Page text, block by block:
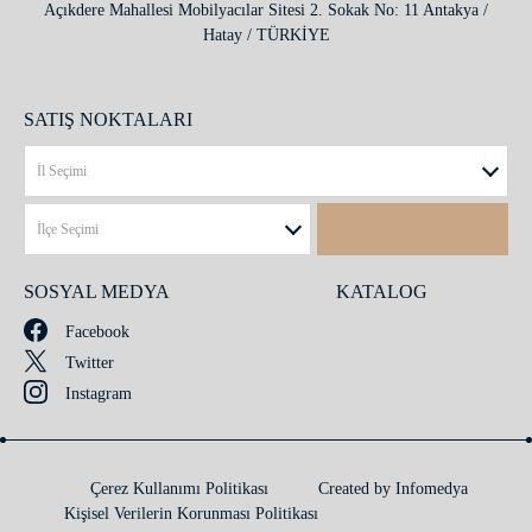
Açıkdere Mahallesi Mobilyacılar Sitesi 2. Sokak No: 11 Antakya /
Hatay / TÜRKİYE
SATIŞ NOKTALARI
SOSYAL MEDYA
Facebook
Twitter
Instagram
KATALOG
Çerez Kullanımı Politikası
Kişisel Verilerin Korunması Politikası
Created by Infomedya